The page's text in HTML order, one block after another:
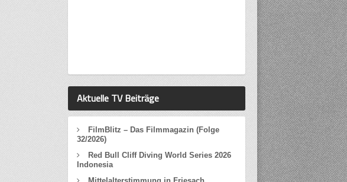
Aktuelle TV Beiträge
FilmBlitz – Das Filmmagazin (Folge
32/2026)
Red Bull Cliff Diving World Series 2026
Indonesia